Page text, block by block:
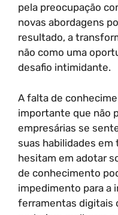
pela preocupação
novas abordagens
resultado, a
não como uma
desafio intimidante.
A falta de
importante que não
empresárias se
suas habilidades
hesitam em adotar
de conhecimento
impedimento para a
ferramentas digitais